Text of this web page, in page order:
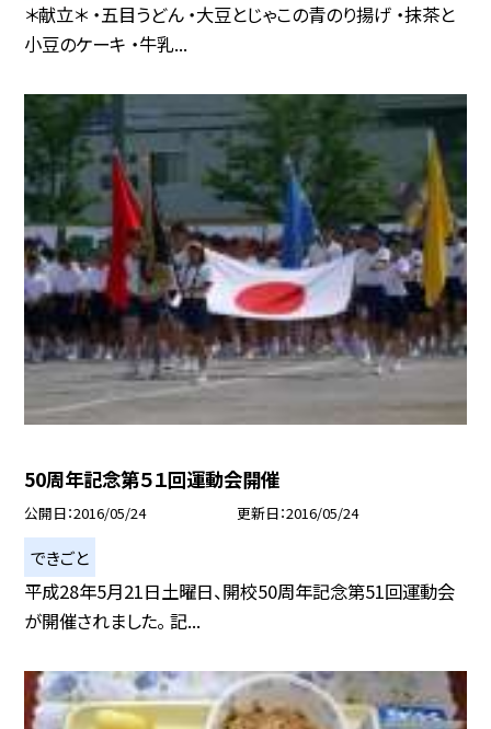
＊献立＊ ・五目うどん ・大豆とじゃこの青のり揚げ ・抹茶と
小豆のケーキ ・牛乳...
50周年記念第５１回運動会開催
公開日 2016/05/24 更新日 2016/05/24
できごと
平成28年5月21日土曜日、開校50周年記念第51回運動会
が開催されました。 記...